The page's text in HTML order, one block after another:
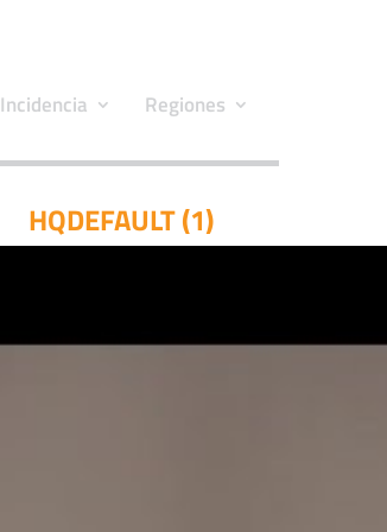
Incidencia Regiones
HQDEFAULT (1)